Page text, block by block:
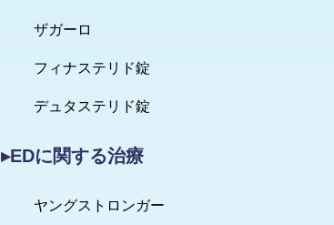
ザガーロ
フィナステリド錠
デュタステリド錠
▸EDに関する治療
ヤングストロンガー